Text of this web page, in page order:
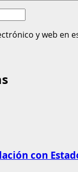
y web en
con